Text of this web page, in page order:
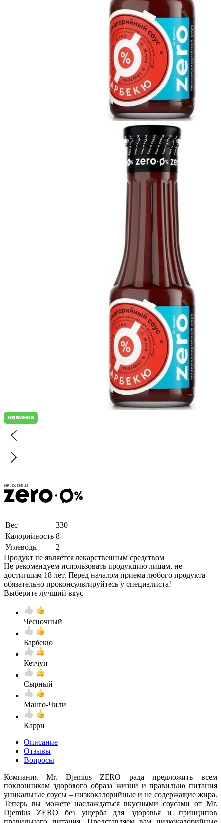
Вес
330
Калорийность 8
Углеводы
2
Продукт не является лекарственным средством
Не рекомендуем использовать продукцию лицам, не
достигшим 18 лет. Перед началом приема любого продукта
обязательно проконсультируйтесь у специалиста!
Выберите лучший вкус
Чесночный
Барбекю
Кетчуп
Сырный
Манго-Чили
Карри
Описание
Отзывы
Вопросы
Компания Mr. Djemius ZERO рада предложить всем
поклонникам здорового образа жизни и правильно питания
уникальные соусы – низкокалорийные и не содержащие жира.
Теперь вы можете наслаждаться вкусными соусами от Mr.
Djemius ZERO без ущерба для здоровья и принципов
правильного питания. Представляем вам низкокалорийные